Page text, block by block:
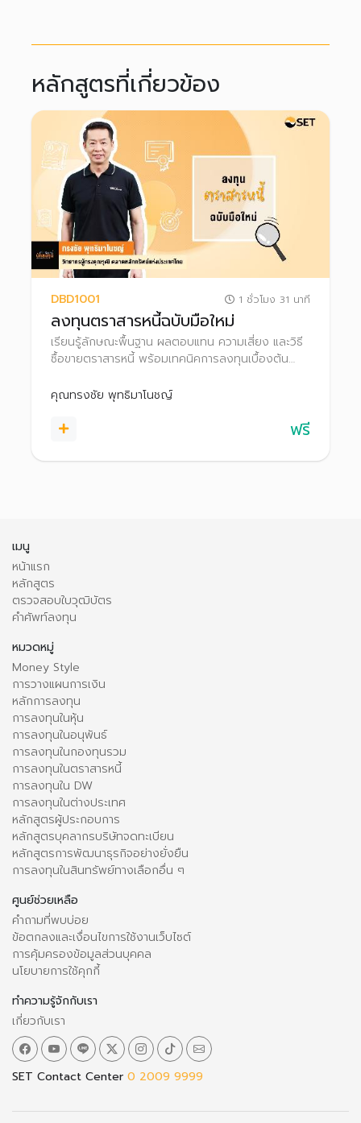
หลักสูตรที่เกี่ยวข้อง
DBD1001 1 ชั่วโมง 31 นาที
ลงทุนตราสารหนี้ฉบับมือใหม่
เรียนรู้ลักษณะพื้นฐาน ผลตอบแทน ความเสี่ยง และวิธี
ซื้อขายตราสารหนี้ พร้อมเทคนิคการลงทุนเบื้องต้น
คุณทรงชัย พุทธิมาโนชญ์
ฟรี
เมนู
หน้าแรก
หลักสูตร
ตรวจสอบใบวุฒิบัตร
คำศัพท์ลงทุน
หมวดหมู่
Money Style
การวางแผนการเงิน
หลักการลงทุน
การลงทุนในหุ้น
การลงทุนในอนุพันธ์
การลงทุนในกองทุนรวม
การลงทุนในตราสารหนี้
การลงทุนใน DW
การลงทุนในต่างประเทศ
หลักสูตรผู้ประกอบการ
หลักสูตรบุคลากรบริษัทจดทะเบียน
หลักสูตรการพัฒนาธุรกิจอย่างยั่งยืน
การลงทุนในสินทรัพย์ทางเลือกอื่น ๆ
ศูนย์ช่วยเหลือ
คำถามที่พบบ่อย
ข้อตกลงและเงื่อนไขการใช้งานเว็บไซต์
การคุ้มครองข้อมูลส่วนบุคคล
นโยบายการใช้คุกกี้
ทำความรู้จักกับเรา
เกี่ยวกับเรา
SET Contact Center 0 2009 9999